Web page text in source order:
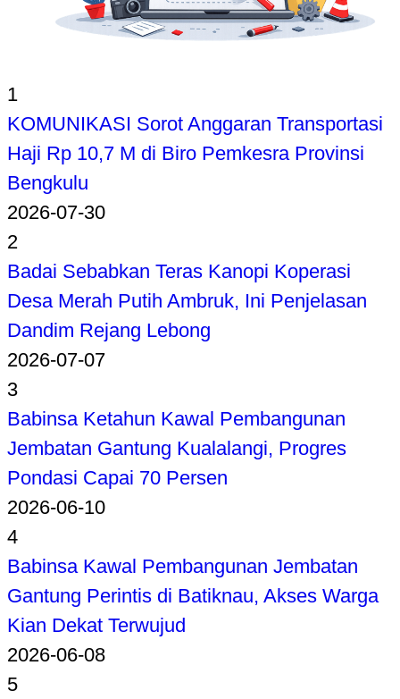
1
KOMUNIKASI Sorot Anggaran Transportasi
Haji Rp 10,7 M di Biro Pemkesra Provinsi
Bengkulu
2026-07-30
2
Badai Sebabkan Teras Kanopi Koperasi
Desa Merah Putih Ambruk, Ini Penjelasan
Dandim Rejang Lebong
2026-07-07
3
Babinsa Ketahun Kawal Pembangunan
Jembatan Gantung Kualalangi, Progres
Pondasi Capai 70 Persen
2026-06-10
4
Babinsa Kawal Pembangunan Jembatan
Gantung Perintis di Batiknau, Akses Warga
Kian Dekat Terwujud
2026-06-08
5